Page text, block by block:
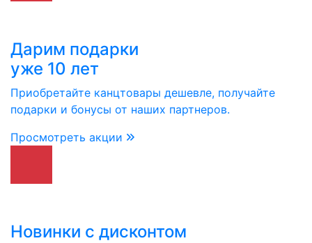
Дарим подарки
уже 10 лет
Приобретайте канцтовары дешевле, получайте
подарки и бонусы от наших партнеров.
Просмотреть акции
Новинки с дисконтом